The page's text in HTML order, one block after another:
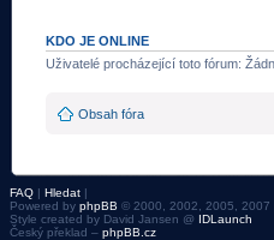
KDO JE ONLINE
Uživatelé procházející toto fórum:
Obsah fóra
FAQ | Hledat |
Powered by phpBB © 2000, 2002, 2005, 2007
Style created by David Jansen @ IDLaunch
Český překlad – phpBB.cz